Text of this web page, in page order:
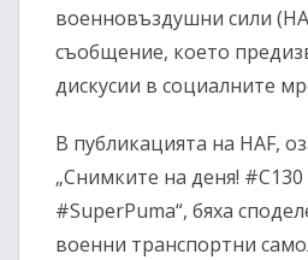
военновъздушни сили
съобщение, което
дискусии в социалните
В публикацията на HAF,
„Снимките на деня!
#SuperPuma“, бяха
военни транспортни